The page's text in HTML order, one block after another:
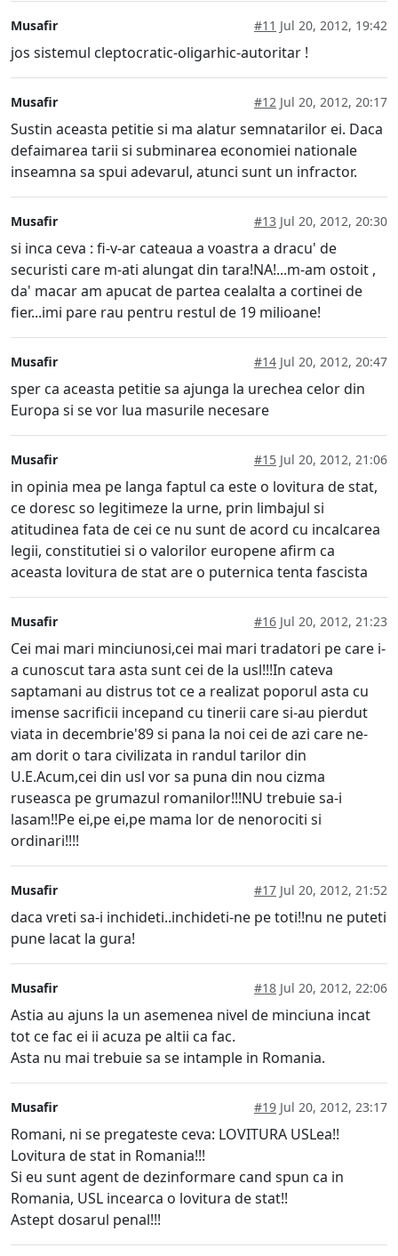
Musafir #11 Jul 20, 2012, 19:42
jos sistemul cleptocratic-oligarhic-autoritar !
Musafir #12 Jul 20, 2012, 20:17
Sustin aceasta petitie si ma alatur semnatarilor ei. Daca
defaimarea tarii si subminarea economiei nationale
inseamna sa spui adevarul, atunci sunt un infractor.
Musafir #13 Jul 20, 2012, 20:30
si inca ceva : fi-v-ar cateaua a voastra a dracu' de
securisti care m-ati alungat din tara!NA!...m-am ostoit ,
da' macar am apucat de partea cealalta a cortinei de
fier...imi pare rau pentru restul de 19 milioane!
Musafir #14 Jul 20, 2012, 20:47
sper ca aceasta petitie sa ajunga la urechea celor din
Europa si se vor lua masurile necesare
Musafir #15 Jul 20, 2012, 21:06
in opinia mea pe langa faptul ca este o lovitura de stat,
ce doresc so legitimeze la urne, prin limbajul si
atitudinea fata de cei ce nu sunt de acord cu incalcarea
legii, constitutiei si o valorilor europene afirm ca
aceasta lovitura de stat are o puternica tenta fascista
Musafir #16 Jul 20, 2012, 21:23
Cei mai mari minciunosi,cei mai mari tradatori pe care i-
a cunoscut tara asta sunt cei de la usl!!!In cateva
saptamani au distrus tot ce a realizat poporul asta cu
imense sacrificii incepand cu tinerii care si-au pierdut
viata in decembrie'89 si pana la noi cei de azi care ne-
am dorit o tara civilizata in randul tarilor din
U.E.Acum,cei din usl vor sa puna din nou cizma
ruseasca pe grumazul romanilor!!!NU trebuie sa-i
lasam!!Pe ei,pe ei,pe mama lor de nenorociti si
ordinari!!!!
Musafir #17 Jul 20, 2012, 21:52
daca vreti sa-i inchideti..inchideti-ne pe toti!!nu ne puteti
pune lacat la gura!
Musafir #18 Jul 20, 2012, 22:06
Astia au ajuns la un asemenea nivel de minciuna incat
tot ce fac ei ii acuza pe altii ca fac.
Asta nu mai trebuie sa se intample in Romania.
Musafir #19 Jul 20, 2012, 23:17
Romani, ni se pregateste ceva: LOVITURA USLea!!
Lovitura de stat in Romania!!!
Si eu sunt agent de dezinformare cand spun ca in
Romania, USL incearca o lovitura de stat!!
Astept dosarul penal!!!